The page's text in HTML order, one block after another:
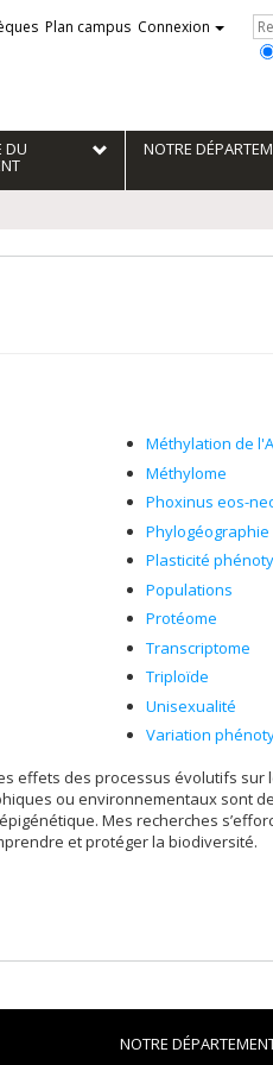
Plan campus Connexion
DU NOTRE
Méthylation de
Méthylome
Phoxinus eos-
Phylogéographie
Plasticité
Populations
Protéome
Transcriptome
Triploïde
Unisexualité
Variation
effets des processus évolutifs sur
ou environnementaux sont
Mes recherches
et protéger la biodiversité.
NOTRE